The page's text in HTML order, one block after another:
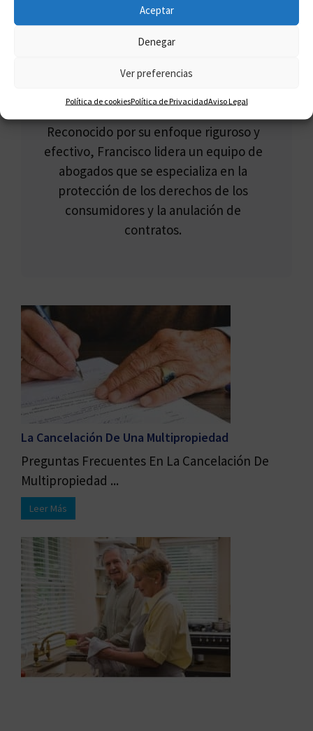
Aceptar
Denegar
Ver preferencias
Política de cookiesPolítica de PrivacidadAviso Legal
FRANCISCO CLAROS
Francisco Claros, conocido como el
"Defensor del Multipropietario", es un
experto en multipropiedad con amplia
Reconocido por su enfoque riguroso y
efectivo, Francisco lidera un equipo de
abogados que se especializa en la
protección de los derechos de los
consumidores y la anulación de
contratos.
La Cancelación De Una Multipropiedad
Preguntas Frecuentes En La Cancelación De
Multipropiedad ...
Leer Más